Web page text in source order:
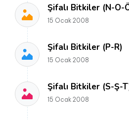
Şifalı Bitkiler (N-O-
15 Ocak 2008
Şifalı Bitkiler (P-R)
15 Ocak 2008
Şifalı Bitkiler (S-Ş-
15 Ocak 2008